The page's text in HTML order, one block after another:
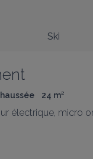
Ski
24 m²
électrique, micro